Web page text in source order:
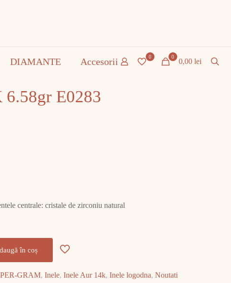
DIAMANTE Accesorii 0 0
0,00 lei
E0283
centrale: cristale de zirconiu natural
în coș
GRAM, Inele, Inele Aur 14k, Inele logodna, Noutati